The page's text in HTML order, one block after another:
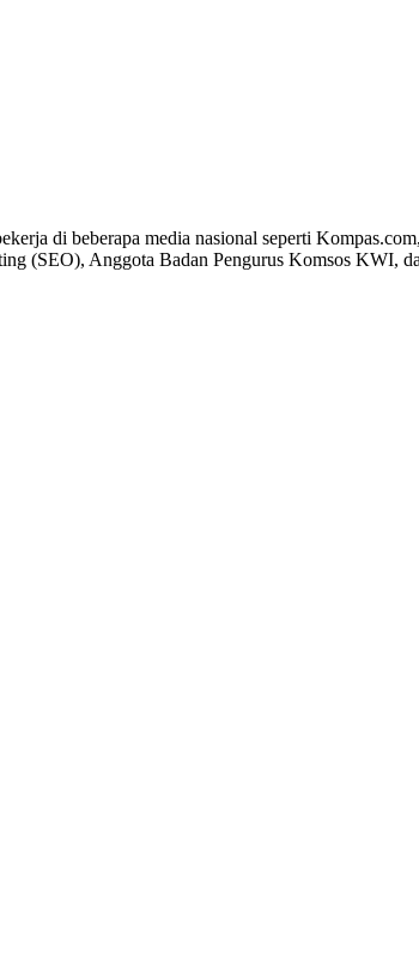
di beberapa media nasional seperti
(SEO), Anggota Badan Pengurus Komsos KWI,